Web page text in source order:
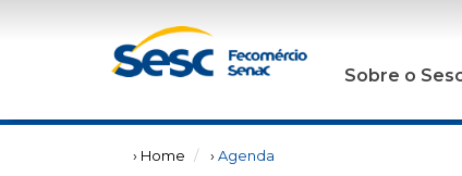
Sobre o
› Home › Agenda